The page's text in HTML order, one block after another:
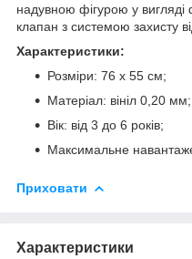
надувною фігурою у
клапан з системою захисту
Характеристики:
Розміри: 76 х 55 см;
Матеріал: вініл 0,20 мм;
Вік: від 3 до 6 років;
Максимальне
Приховати
Характеристики